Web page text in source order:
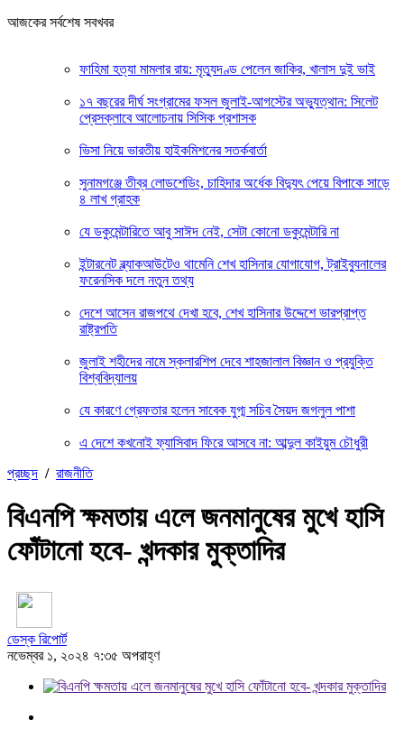
আজকের সর্বশেষ সবখবর
ফাহিমা হত্যা মামলার রায়: মৃত্যুদণ্ড পেলেন জাকির, খালাস দুই ভাই
১৭ বছরের দীর্ঘ সংগ্রামের ফসল জুলাই-আগস্টের অভ্যুত্থান: সিলেট
প্রেসক্লাবে আলোচনায় সিসিক প্রশাসক
ভিসা নিয়ে ভারতীয় হাইকমিশনের সতর্কবার্তা
সুনামগঞ্জে তীব্র লোডশেডিং, চাহিদার অর্ধেক বিদ্যুৎ পেয়ে বিপাকে সাড়ে
৪ লাখ গ্রাহক
যে ডকুমেন্টারিতে আবু সাঈদ নেই, সেটা কোনো ডকুমেন্টারি না
ইন্টারনেট ব্ল্যাকআউটেও থামেনি শেখ হাসিনার যোগাযোগ, ট্রাইব্যুনালের
ফরেনসিক দলে নতুন তথ্য
দেশে আসেন রাজপথে দেখা হবে, শেখ হাসিনার উদ্দেশে ভারপ্রাপ্ত
রাষ্ট্রপতি
জুলাই শহীদের নামে স্কলারশিপ দেবে শাহজালাল বিজ্ঞান ও প্রযুক্তি
বিশ্ববিদ্যালয়
যে কারণে গ্রেফতার হলেন সাবেক যুগ্ম সচিব সৈয়দ জগলুল পাশা
এ দেশে কখনোই ফ্যাসিবাদ ফিরে আসবে না: আব্দুল কাইয়ুম চৌধুরী
প্রচ্ছদ / রাজনীতি
বিএনপি ক্ষমতায় এলে জনমানুষের মুখে হাসি
ফোঁটানো হবে- খন্দকার মুক্তাদির
ডেস্ক রিপোর্ট
নভেম্বর ১, ২০২৪ ৭:৩৫ অপরাহ্ণ